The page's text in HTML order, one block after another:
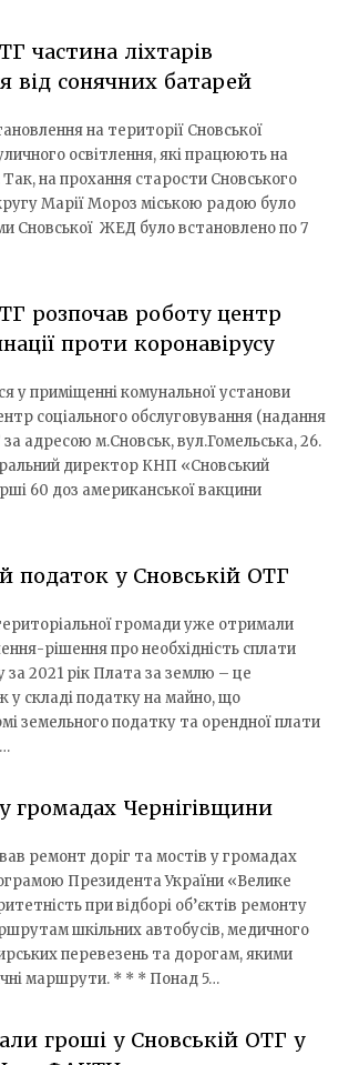
частина ліхтарів
від сонячних батарей
на території Сновської
освітлення, які працюють на
на прохання старости Сновського
Марії Мороз міською радою було
Сновської ЖЕД було встановлено по 7
розпочав роботу центр
проти коронавірусу
у приміщенні комунальної установи
соціального обслуговування (надання
за адресою м.Сновськ, вул.Гомельська, 26.
директор КНП «Сновський
60 доз американської вакцини
податок у Сновській ОТГ
громади уже отримали
рішення про необхідність сплати
за 2021 рік Плата за землю – це
у складі податку на майно, що
земельного податку та орендної плати
громадах Чернігівщини
ремонт доріг та мостів у громадах
Президента України «Велике
при відборі об’єктів ремонту
шкільних автобусів, медичного
перевезень та дорогам, якими
маршрути. * * * Понад 5…
гроші у Сновській ОТГ у